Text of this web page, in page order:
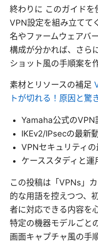
終わりに このガイドを
VPN設定を組み立てて
名やファームウェアバ
構成が分かれば、さら
ショット風の手順案を
素材とリソースの補足
トが切れる！原因と驚
Yamaha公式のVPN
IKEv2/IPsecの最新
VPNセキュリティ
ケーススタディと運
この投稿は「VPNs」
的な用語を控えつつ、
者に対応できる内容を
特定の機器モデルごと
画面キャプチャ風の手